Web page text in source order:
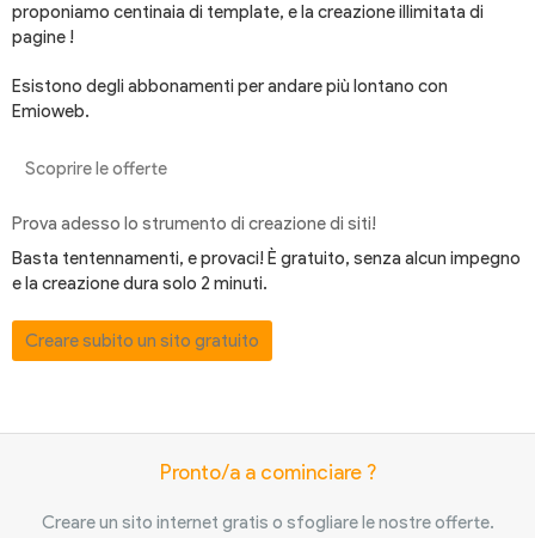
proponiamo centinaia di template, e la creazione illimitata di
pagine !
Esistono degli abbonamenti per andare più lontano con
Emioweb.
Scoprire le offerte
Prova adesso lo strumento di creazione di siti!
Basta tentennamenti, e provaci! È gratuito, senza alcun impegno
e la creazione dura solo 2 minuti.
Creare subito un sito gratuito
Pronto/a a cominciare ?
Creare un sito internet gratis o sfogliare le nostre offerte.